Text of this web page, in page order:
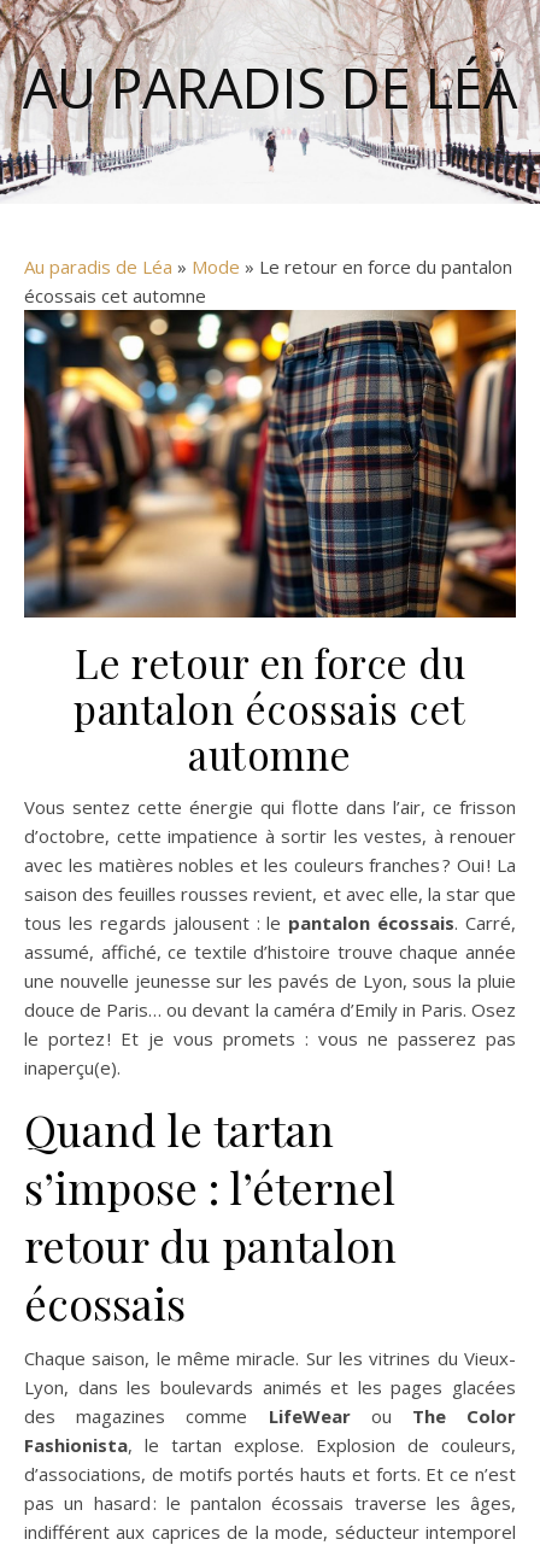
AU PARADIS DE LÉA
Au paradis de Léa » Mode » Le retour en force du pantalon
écossais cet automne
Le retour en force du
pantalon écossais cet
automne
Vous sentez cette énergie qui flotte dans l’air, ce frisson
d’octobre, cette impatience à sortir les vestes, à renouer
avec les matières nobles et les couleurs franches ? Oui ! La
saison des feuilles rousses revient, et avec elle, la star que
tous les regards jalousent : le pantalon écossais. Carré,
assumé, affiché, ce textile d’histoire trouve chaque année
une nouvelle jeunesse sur les pavés de Lyon, sous la pluie
douce de Paris… ou devant la caméra d’Emily in Paris. Osez
le portez ! Et je vous promets : vous ne passerez pas
inaperçu(e).
Quand le tartan
s’impose : l’éternel
retour du pantalon
écossais
Chaque saison, le même miracle. Sur les vitrines du Vieux-
Lyon, dans les boulevards animés et les pages glacées
des magazines comme LifeWearou The Color
Fashionista, le tartan explose. Explosion de couleurs,
d’associations, de motifs portés hauts et forts. Et ce n’est
pas un hasard : le pantalon écossais traverse les âges,
indifférent aux caprices de la mode, séducteur intemporel